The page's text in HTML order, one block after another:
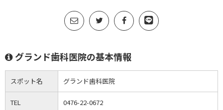
グランド歯科医院の基本情報
スポット名 グランド歯科医院
TEL 0476-22-0672